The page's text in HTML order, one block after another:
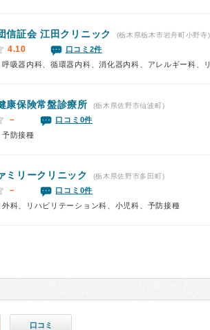
信証会 江田クリニック (栃木県栃木市岩舟町小野寺)
4.10
口コミ2件
康保険常盤診療所 (栃木県佐野市仙波町)
－
口コミ0件
防接種
ミリークリニック (栃木県佐野市多田町)
－
口コミ0件
科、リハビリテーション科、小児科、予防接種
口コミ